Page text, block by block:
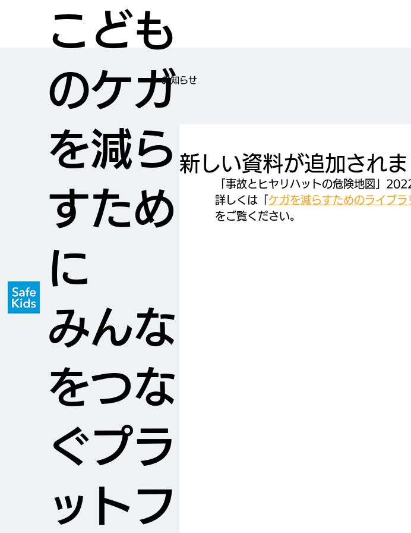
こども
のケガ
を減ら
すため
に
みんな
をつな
ぐプラ
ットフ
新しい資料が追加され
「事故とヒヤリハットの危険地図」
詳しくは「 ケガを減らすためのライブ
をご覧ください。
​お知らせ